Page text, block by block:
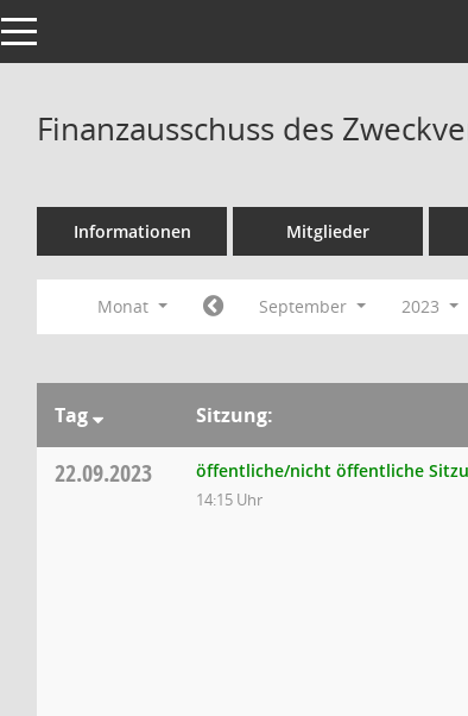
Toggle navigation
Finanzausschuss des
Informationen Mitglieder
Monat September 2023
Tag Sitzung:
22.09.2023 öffentliche/nicht öffentliche
14:15 Uhr